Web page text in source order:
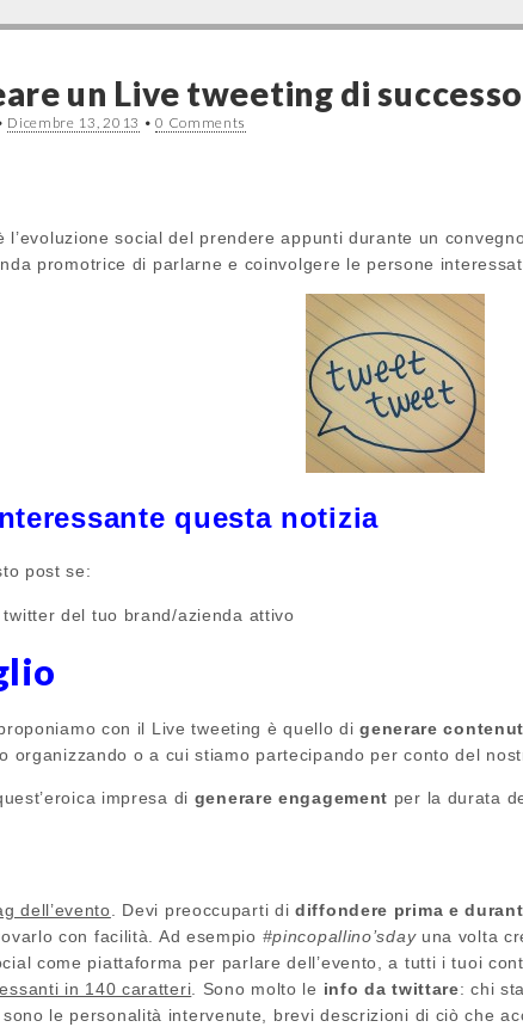
un Live tweeting di successo
Dicembre 13, 2013 •0 Comments
l’evoluzione social del prendere appunti durante un
promotrice di parlarne e coinvolgere le persone
questa notizia
post se:
del tuo brand/azienda attivo
con il Live tweeting è quello digenerare
organizzando o a cui stiamo partecipando per conto del
impresa di generare engagement per la durata
dell’evento . Devi preoccuparti didiffondere prima e
con facilità. Ad esempio #pincopallino’sdayuna volta
come piattaforma per parlare dell’evento, a tutti i tuoi
in 140 caratteri . Sono molto le info da twittare: chi
le personalità intervenute, brevi descrizioni di ciò che